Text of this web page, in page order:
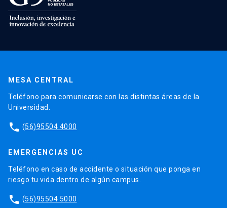
MESA CENTRAL
Teléfono para comunicarse con las distintas áreas de la
Universidad.
phone (56)95504 4000
EMERGENCIAS UC
Teléfono en caso de accidente o situación que ponga en
riesgo tu vida dentro de algún campus.
phone (56)95504 5000